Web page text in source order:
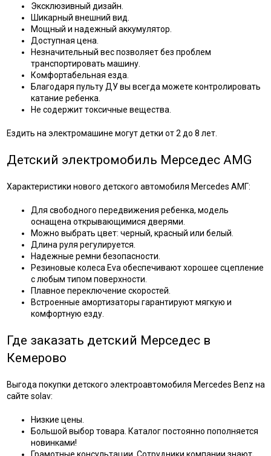
Эксклюзивный дизайн.
Шикарный внешний вид.
Мощный и надежный аккумулятор.
Доступная цена.
Незначительный вес позволяет без проблем
транспортировать машину.
Комфортабельная езда.
Благодаря пульту ДУ вы всегда можете контролировать
катание ребенка.
Не содержит токсичные вещества.
Ездить на электромашине могут детки от 2 до 8 лет.
Детский электромобиль Мерседес AMG
Характеристики нового детского автомобиля Mercedes АМГ:
Для свободного передвижения ребенка, модель
оснащена открывающимися дверями.
Можно выбрать цвет: черный, красный или белый.
Длина руля регулируется.
Надежные ремни безопасности.
Резиновые колеса Eva обеспечивают хорошее сцепление
с любым типом поверхности.
Плавное переключение скоростей.
Встроенные амортизаторы гарантируют мягкую и
комфортную езду.
Где заказать детский Мерседес в
Кемерово
Выгода покупки детского электроавтомобиля Mercedes Benz на
сайте solav:
Низкие цены.
Большой выбор товара. Каталог постоянно пополняется
новинками!
Грамотные консультации. Сотрудники компании знают,